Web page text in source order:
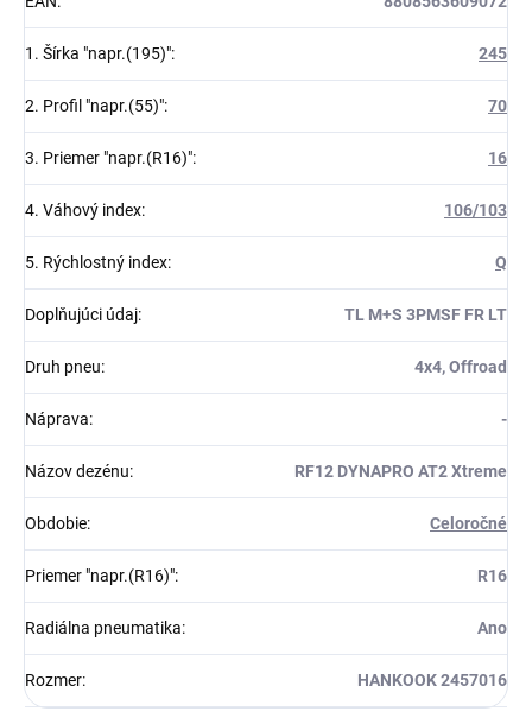
1. Šírka "napr.(195)": 245
2. Profil "napr.(55)": 70
3. Priemer "napr.(R16)": 16
4. Váhový index: 106/103
5. Rýchlostný index: Q
Doplňujúci údaj: TL M+S 3PMSF FR LT
Druh pneu: 4x4, Offroad
Náprava: -
Názov dezénu: RF12 DYNAPRO AT2 Xtreme
Obdobie: Celoročné
Priemer "napr.(R16)": R16
Radiálna pneumatika: Ano
Rozmer: HANKOOK 2457016